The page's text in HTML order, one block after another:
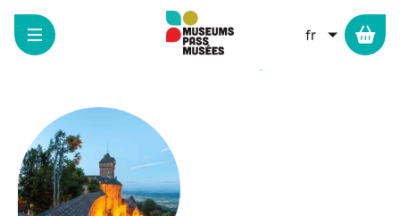
Aller
contenu
LISTER
Châteaux néogothiques
Panneau de gestion des cookies